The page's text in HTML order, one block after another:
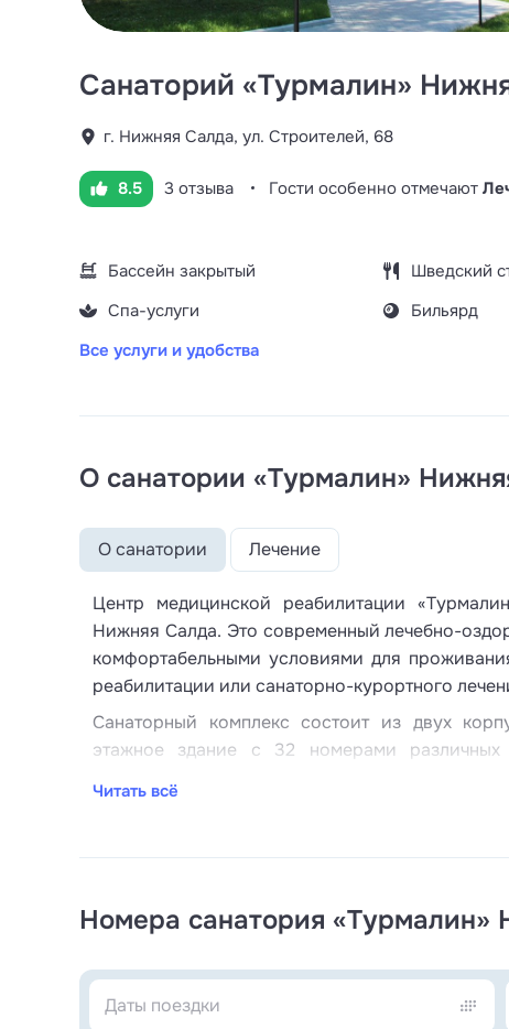
Санаторий «Турмалин»
г. Нижняя Салда, ул. Строителей, 68
8.5 3 отзыва Гости особенно отмечают
Бассейн закрытый Шведский
Спа-услуги
Бильярд
Все услуги и удобства
О санатории «Турмалин»
О санатории Лечение
Центр медицинской реабилитации
Нижняя Салда. Это современный лечебно-
комфортабельными условиями для
реабилитации или санаторно-курортного
Санаторный комплекс состоит из двух
этажное здание с 32 номерами
кондиционер, сейф, мини-бар, ЖК телевизор
две комнаты для семейного пребывания.
меню. К услугам отдыхающих кофе-бар и
библиотека и зимний сад с фонтанами.
Читать всё
Номера санатория «Турмалин»